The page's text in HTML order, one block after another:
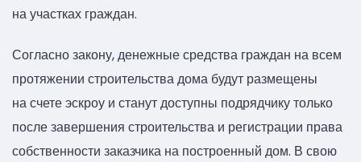
на участках граждан.
Согласно закону, денежные средства граждан на всем
протяжении строительства дома будут размещены
на счете эскроу и станут доступны подрядчику только
после завершения строительства и регистрации права
собственности заказчика на построенный дом. В свою